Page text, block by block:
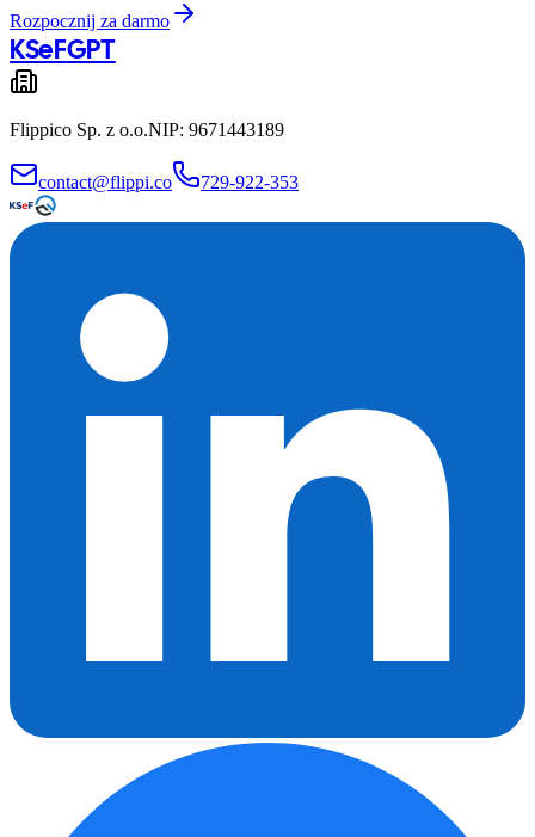
Rozpocznij za darmo
KSeFGPT
Flippico Sp. z o.o.NIP: 9671443189
contact@flippi.co 729-922-353